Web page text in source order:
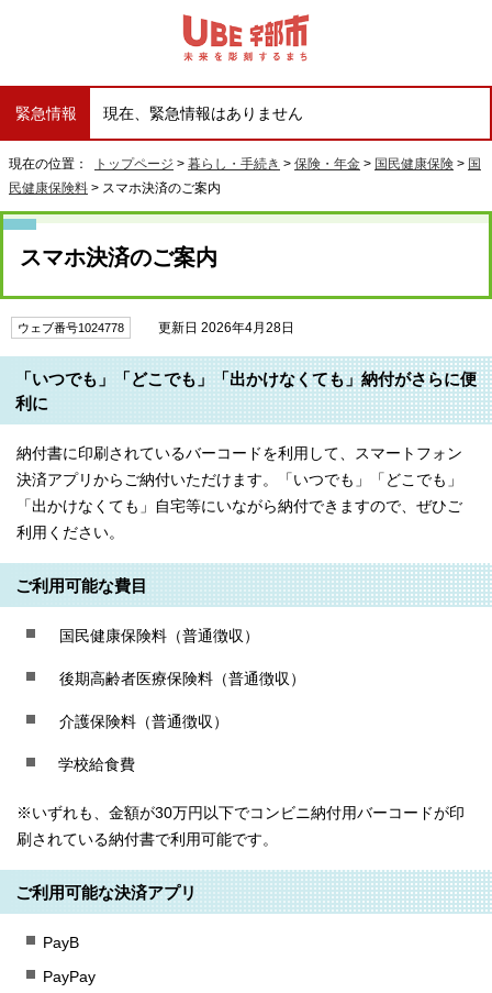
緊急情報 現在、緊急情報はありません
現在の位置： トップページ > 暮らし・手続き > 保険・年金 > 国民健康保険 > 国
民健康保険料 > スマホ決済のご案内
スマホ決済のご案内
ウェブ番号1024778 更新日 2026年4月28日
「いつでも」「どこでも」「出かけなくても」納付がさらに便
利に
納付書に印刷されているバーコードを利用して、スマートフォン
決済アプリからご納付いただけます。「いつでも」「どこでも」
「出かけなくても」自宅等にいながら納付できますので、ぜひご
利用ください。
ご利用可能な費目
国民健康保険料（普通徴収）
後期高齢者医療保険料（普通徴収）
介護保険料（普通徴収）
学校給食費
※いずれも、金額が30万円以下でコンビニ納付用バーコードが印
刷されている納付書で利用可能です。
ご利用可能な決済アプリ
PayB
PayPay